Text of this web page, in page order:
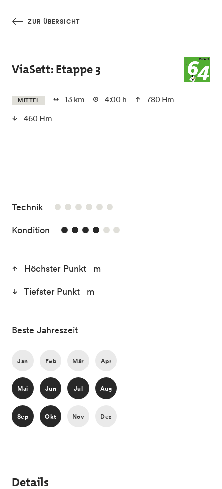
ZUR ÜBERSICHT
ViaSett: Etappe 3
MITTEL 13 km 4:00 h
780 Hm
460 Hm
Technik/6
Kondition 4/6
Höchster Punkt m
Tiefster Punkt m
Beste Jahreszeit
Jan Feb Mär Apr
Mai Jun Jul Aug
Sep Okt Nov Dez
Details